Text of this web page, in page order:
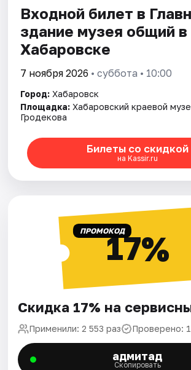
Входной билет в
здание музея общий в
Хабаровске
7 ноября 2026 • суббота • 10:00
Город: Хабаровск
Площадка: Хабаровский краевой
Гродекова
Билеты со скидкой
на Kassir.ru
ПРОМОКОД17%
Скидка 17% на
Применили: 2 553 раз Проверено:
адмитад
Скопировать